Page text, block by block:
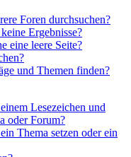
Foren durchsuchen?
Ergebnisse?
eine leere Seite?
und Themen finden?
Lesezeichen und
oder Forum?
Thema setzen oder ein